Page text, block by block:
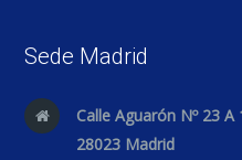
Sede Madrid
Calle Aguarón Nº 23 A
28023 Madrid